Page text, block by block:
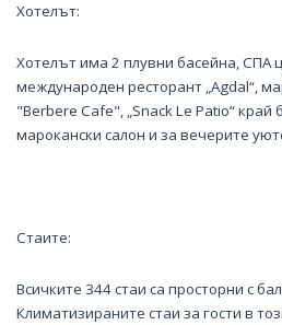
Хотелът:
Хотелът има 2 плувни басейна, СПА
международен ресторант „Agdal“,
"Berbere Cafe", „Snack Le Patio“ край
марокански салон и за вечерите
Стаите:
Всичките 344 стаи са просторни с
Климатизираните стаи за гости в